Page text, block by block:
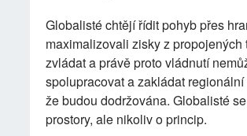
Globalisté chtějí řídit pohyb přes
maximalizovali zisky z
zvládat a právě proto vládnutí
spolupracovat a zakládat
že budou dodržována. Globalisté
prostory, ale nikoliv o princip.